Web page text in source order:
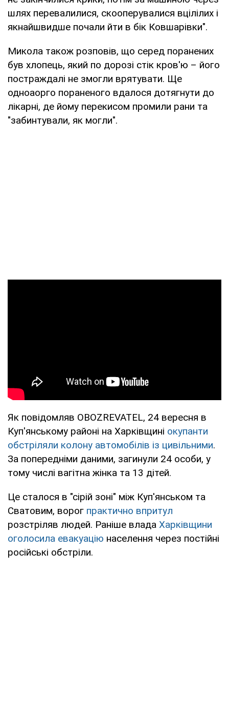
шлях перевалилися, скооперувалися вцілілих і
якнайшвидше почали йти в бік Ковшарівки".
Микола також розповів, що серед поранених
був хлопець, який по дорозі стік кров'ю – його
постраждалі не змогли врятувати. Ще
одноаорго пораненого вдалося дотягнути до
лікарні, де йому перекисом промили рани та
"забинтували, як могли".
Як повідомляв OBOZREVATEL, 24 вересня в
Куп'янському районі на Харківщині окупанти
обстріляли колону автомобілів із цивільними.
За попередніми даними, загинули 24 особи, у
тому числі вагітна жінка та 13 дітей.
Це сталося в "сірій зоні" між Куп'янськом та
Сватовим, ворог практично впритул
розстріляв людей. Раніше влада Харківщини
оголосила евакуацію населення через постійні
російські обстріли.